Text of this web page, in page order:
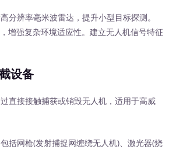
高分辨率毫米波雷达，提升小型目标探测。
增强复杂环境适应性。建立无人机信号特征
设备
接接触捕获或销毁无人机，适用于高威
包括网枪(发射捕捉网缠绕无人机)、激光器(烧